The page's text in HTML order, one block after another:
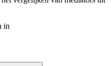
in